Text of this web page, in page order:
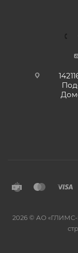
2026 © АО